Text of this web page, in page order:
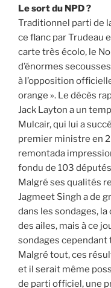
Le sort du NPD ?
Traditionnel parti de
ce flanc par Trudeau
carte très écolo, le
d’énormes
à l’opposition
orange ». Le décès
Jack Layton a un
Mulcair, qui lui a
premier ministre en
remontada
fondu de 103
Malgré ses qualités
Jagmeet Singh a de
dans les sondages,
des ailes, mais à ce
sondages cependant
Malgré tout, ces
et il serait même
de parti officiel, une